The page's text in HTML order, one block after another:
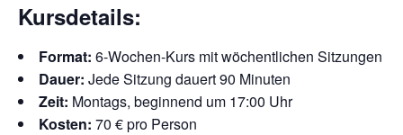
Kursdetails:
Format: 6-Wochen-Kurs mit wöchentlichen Sitzungen
Dauer: Jede Sitzung dauert 90 Minuten
Zeit: Montags, beginnend um 17:00 Uhr
Kosten: 70 € pro Person